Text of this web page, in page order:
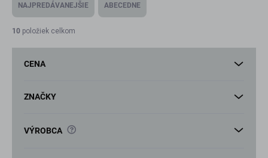
n
i
NAJPREDÁVANEJŠIE ABECEDNE
10 položiek celkom
CENA
ZNAČKY
VÝROBCA ?